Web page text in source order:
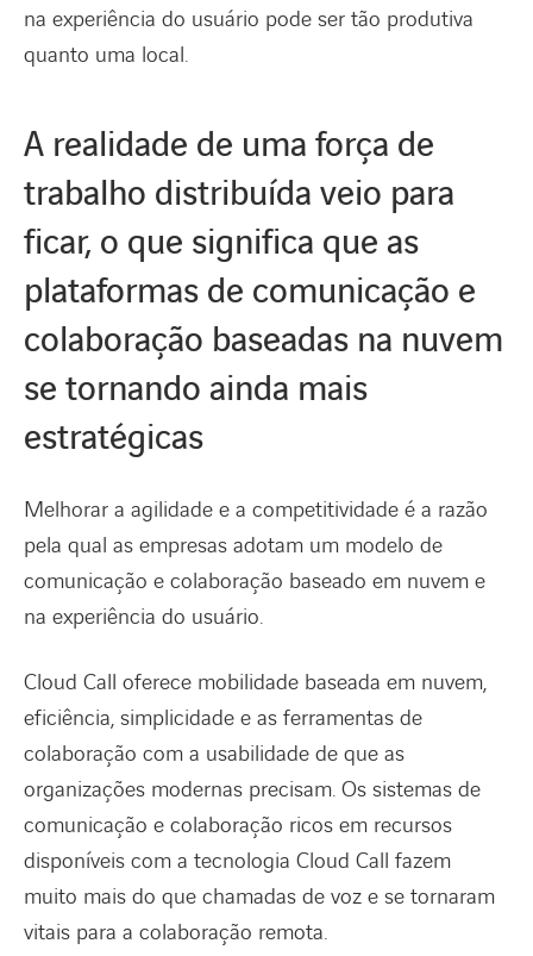
na experiência do usuário pode ser tão produtiva
quanto uma local.
A realidade de uma força de
trabalho distribuída veio para
ficar, o que significa que as
plataformas de comunicação e
colaboração baseadas na nuvem
se tornando ainda mais
estratégicas
Melhorar a agilidade e a competitividade é a razão
pela qual as empresas adotam um modelo de
comunicação e colaboração baseado em nuvem e
na experiência do usuário.
Cloud Call oferece mobilidade baseada em nuvem,
eficiência, simplicidade e as ferramentas de
colaboração com a usabilidade de que as
organizações modernas precisam. Os sistemas de
comunicação e colaboração ricos em recursos
disponíveis com a tecnologia Cloud Call fazem
muito mais do que chamadas de voz e se tornaram
vitais para a colaboração remota.